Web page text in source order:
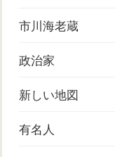
市川海老蔵
政治家
新しい地図
有名人